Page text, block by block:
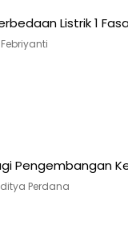
Listrik 1
Pengembangan
Perdana